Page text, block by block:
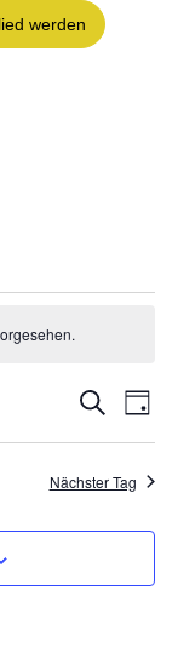
werden
Suche
Tag
Nächster Tag